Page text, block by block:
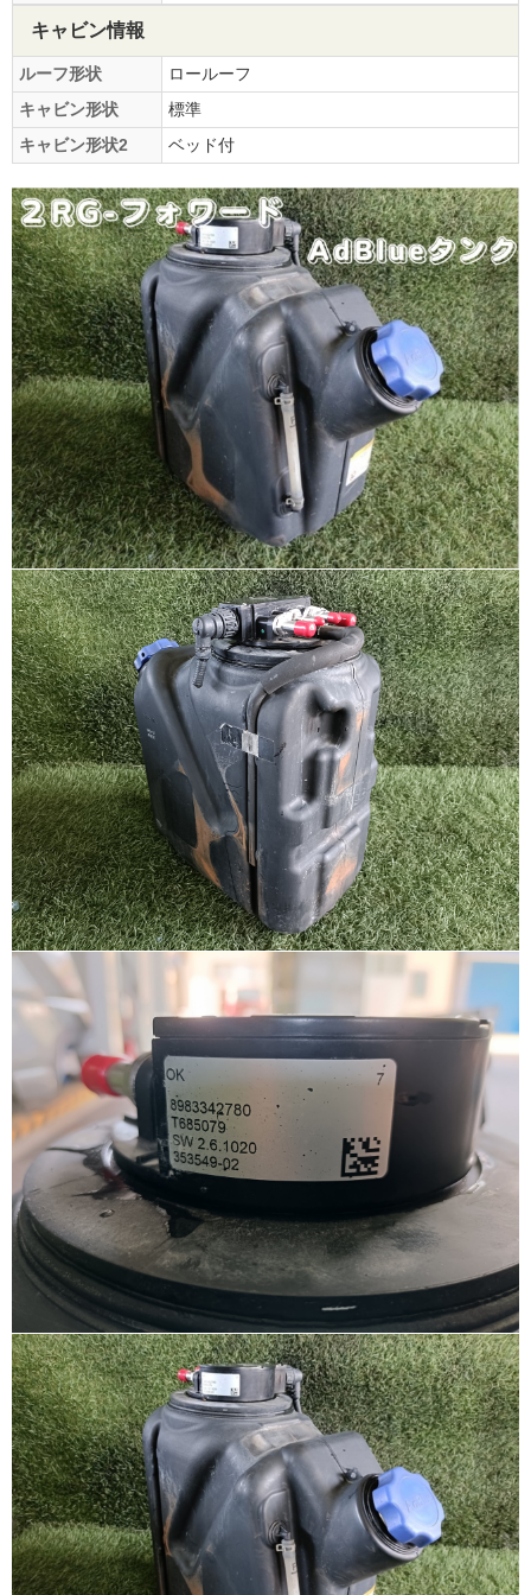
キャビン情報
ルーフ形状
ロールーフ
キャビン形状
標準
キャビン形状2
ベッド付